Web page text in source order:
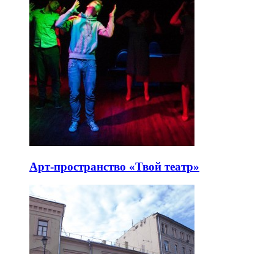
Арт-пространство «Твой театр»